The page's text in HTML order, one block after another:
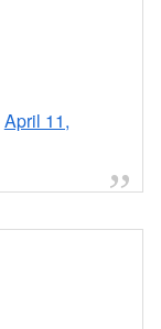
April 11,